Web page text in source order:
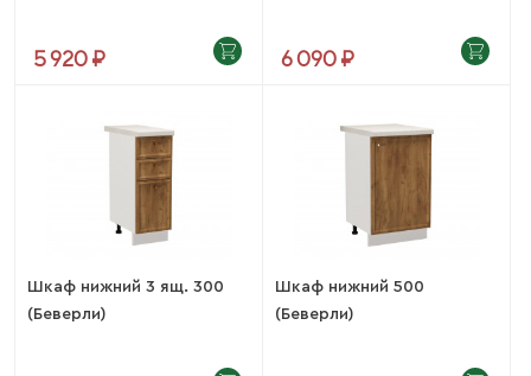
5 920 ₽ 6 090 ₽
Шкаф нижний 3 ящ. 300
(Беверли)
Шкаф нижний 500
(Беверли)